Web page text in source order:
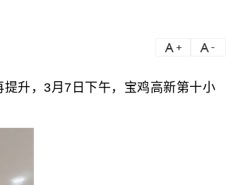
升，3月7日下午，宝鸡高新第十小